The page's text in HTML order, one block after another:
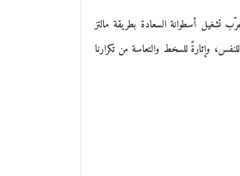
تشغيل أسطوانة السعادة بطريقة مالتز
وإثارةً للسخط والتعاسة من تكرارنا